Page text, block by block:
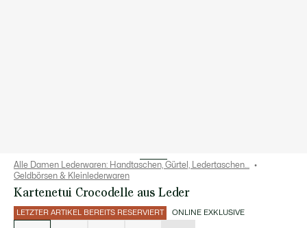
Alle Damen Lederwaren: Handtaschen, Gürtel, Ledertaschen…
Geldbörsen & Kleinlederwaren
Kartenetui Crocodelle aus Leder
LETZTER ARTIKEL BEREITS RESERVIERT ONLINE EXKLUSIVE